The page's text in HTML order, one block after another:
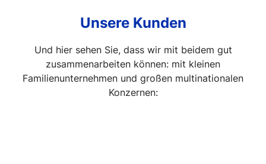
Unsere Kunden
Und hier sehen Sie, dass wir mit beidem gut
zusammenarbeiten können: mit kleinen
Familienunternehmen und großen multinationalen
Konzernen: